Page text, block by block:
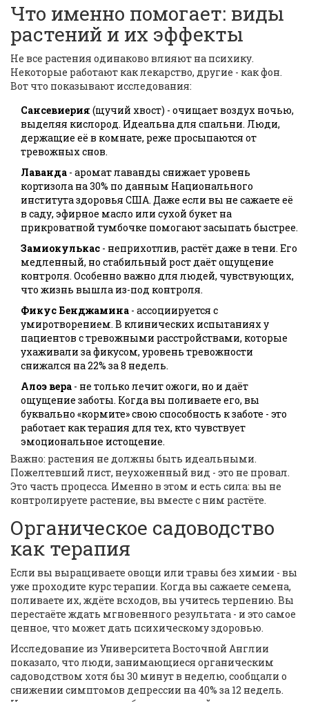
Что именно помогает: виды
растений и их эффекты
Не все растения одинаково влияют на психику.
Некоторые работают как лекарство, другие - как фон.
Вот что показывают исследования:
Сансевиерия (щучий хвост) - очищает воздух ночью,
выделяя кислород. Идеальна для спальни. Люди,
держащие её в комнате, реже просыпаются от
тревожных снов.
Лаванда - аромат лаванды снижает уровень
кортизола на 30% по данным Национального
института здоровья США. Даже если вы не сажаете её
в саду, эфирное масло или сухой букет на
прикроватной тумбочке помогают засыпать быстрее.
Замиокулькас - неприхотлив, растёт даже в тени. Его
медленный, но стабильный рост даёт ощущение
контроля. Особенно важно для людей, чувствующих,
что жизнь вышла из-под контроля.
Фикус Бенджамина - ассоциируется с
умиротворением. В клинических испытаниях у
пациентов с тревожными расстройствами, которые
ухаживали за фикусом, уровень тревожности
снижался на 22% за 8 недель.
Алоэ вера - не только лечит ожоги, но и даёт
ощущение заботы. Когда вы поливаете его, вы
буквально «кормите» свою способность к заботе - это
работает как терапия для тех, кто чувствует
эмоциональное истощение.
Важно: растения не должны быть идеальными.
Пожелтевший лист, неухоженный вид - это не провал.
Это часть процесса. Именно в этом и есть сила: вы не
контролируете растение, вы вместе с ним растёте.
Органическое садоводство
как терапия
Если вы выращиваете овощи или травы без химии - вы
уже проходите курс терапии. Когда вы сажаете семена,
поливаете их, ждёте всходов, вы учитесь терпению. Вы
перестаёте ждать мгновенного результата - и это самое
ценное, что может дать психическому здоровью.
Исследование из Университета Восточной Англии
показало, что люди, занимающиеся органическим
садоводством хотя бы 30 минут в неделю, сообщали о
снижении симптомов депрессии на 40% за 12 недель.